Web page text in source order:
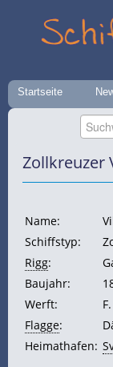
Startseite
Zollkreuzer
Name:
Schiffstyp:
Rigg:
Baujahr:
Werft:
Flagge:
Heimathafen: